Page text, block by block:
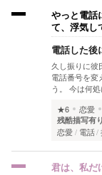
やっと電話
て、浮気し
電話した後
久し振りに彼
電話番号を変
う。 今は何
★6
恋愛
残酷描写有り
恋愛 電話
君は、私だ